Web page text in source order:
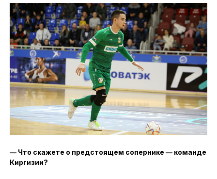
— Что скажете о предстоящем сопернике — команде
Киргизии?